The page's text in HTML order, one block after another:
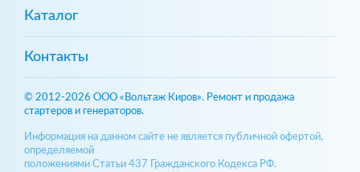
Каталог
Контакты
© 2012-2026 ООО «Вольтаж Киров». Ремонт и продажа
стартеров и генераторов.
Информация на данном сайте не является публичной офертой,
определяемой
положениями Статьи 437 Гражданского Кодекса РФ.